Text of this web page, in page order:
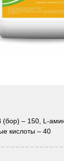
(бор) – 150, L-
кислоты – 40